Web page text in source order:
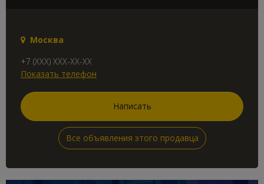
Москва
+7 (XXX) XXX-XX-XX
Показать телефон
Написать
Все объявления этого продавца